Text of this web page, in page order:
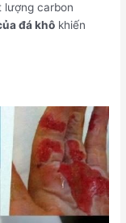
lượng carbon
đá khô khiến